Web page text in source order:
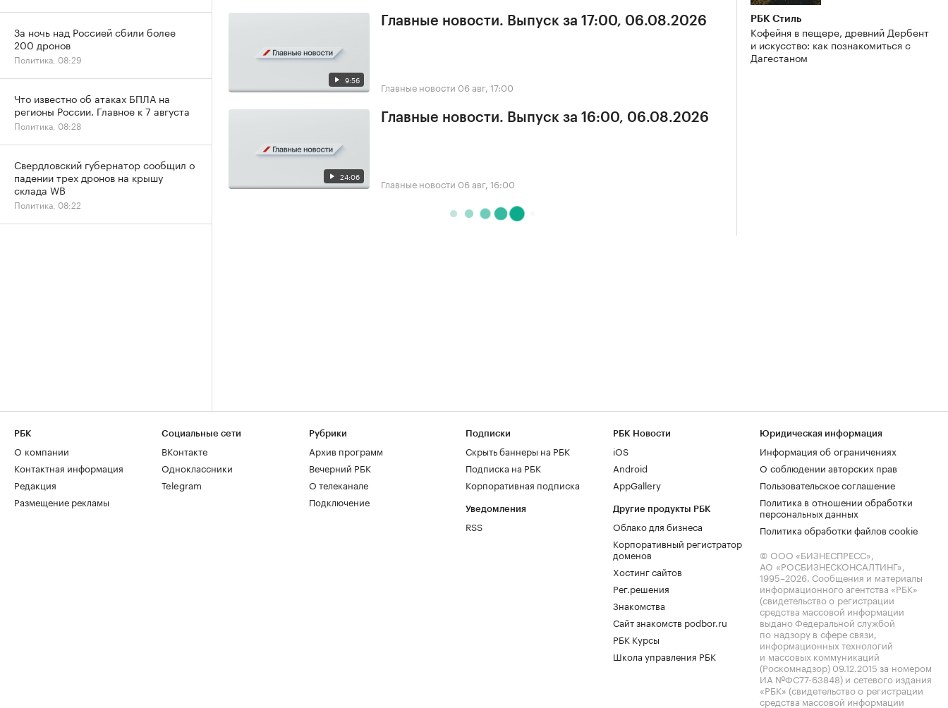
9:56
Главные новости. Выпуск за 17:00, 06.08.2026
Главные новости 06 авг, 17:00
24:06
Главные новости. Выпуск за 16:00, 06.08.2026
Главные новости 06 авг, 16:00
РБК Стиль
Кофейня в пещере, древний Дербент
и искусство: как познакомиться с
Дагестаном
За ночь над Россией сбили более
200 дронов
Политика, 08:29
Что известно об атаках БПЛА на
регионы России. Главное к 7 августа
Политика, 08:28
Свердловский губернатор сообщил о
падении трех дронов на крышу
склада WB
Политика, 08:22
РБК
О компании
Контактная информация
Редакция
Размещение рекламы
Социальные сети
ВКонтакте
Одноклассники
Telegram
Рубрики
Архив программ
Вечерний РБК
О телеканале
Подключение
Подписки
Скрыть баннеры на РБК
Подписка на РБК
Корпоративная подписка
Уведомления
RSS
РБК Новости
iOS
Android
AppGallery
Другие продукты РБК
Облако для бизнеса
Корпоративный регистратор
доменов
Хостинг сайтов
Рег.решения
Знакомства
Сайт знакомств podbor.ru
РБК Курсы
Школа управления РБК
Юридическая информация
Информация об ограничениях
О соблюдении авторских прав
Пользовательское соглашение
Политика в отношении обработки
персональных данных
Политика обработки файлов cookie
© ООО «БИЗНЕСПРЕСС»,
АО «РОСБИЗНЕСКОНСАЛТИНГ»,
1995–2026. Сообщения и материалы
информационного агентства «РБК»
(свидетельство о регистрации
средства массовой информации
выдано Федеральной службой
по надзору в сфере связи,
информационных технологий
и массовых коммуникаций
(Роскомнадзор) 09.12.2015 за номером
ИА №ФС77-63848) и сетевого издания
«РБК» (свидетельство о регистрации
средства массовой информации